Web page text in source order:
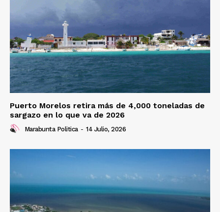
Puerto Morelos retira más de 4,000 toneladas de
sargazo en lo que va de 2026
Marabunta Politica - 14 Julio, 2026